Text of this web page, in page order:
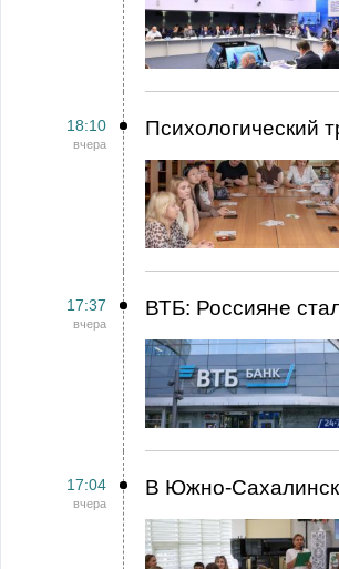
18:10
вчера
Психологический
17:37
вчера
ВТБ: Россияне
17:04
вчера
В Южно-